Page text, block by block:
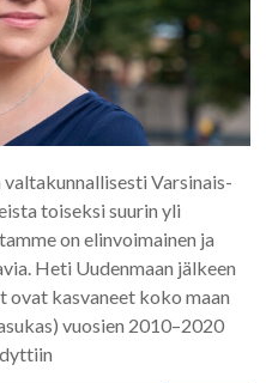
Varsinais-
toiseksi suurin yli
on elinvoimainen ja
Heti Uudenmaan jälkeen
ovat kasvaneet koko maan
vuosien 2010–2020